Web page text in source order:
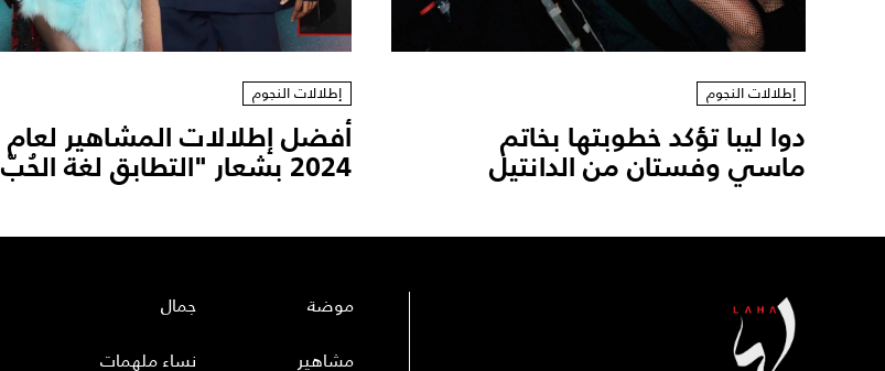
إطلالات النجوم
دوا ليبا تؤكد خطوبتها بخاتم
ماسي وفستان من الدانتيل
إطلالات النجوم
أفضل إطلالات المشاهير لعام
2024 بشعار "التطابق لغة الحُبّ"
موضة
مشاهير
جمال
نساء ملهمات